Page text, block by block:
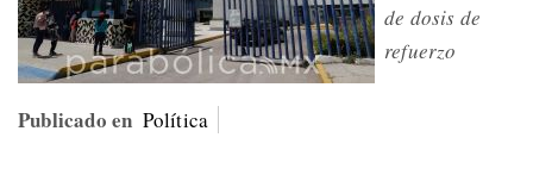
de dosis de
refuerzo
Publicado en Política